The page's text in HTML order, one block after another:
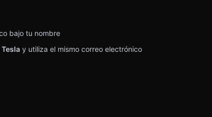
bajo tu nombre
y utiliza el mismo correo electrónico